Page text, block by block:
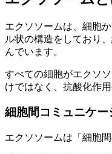
エクソソームは、細胞
ル状の構造をしており
んでいます。
すべての細胞がエクソ
けではなく、抗酸化作
細胞間コミュニケ
エクソソームは「細胞